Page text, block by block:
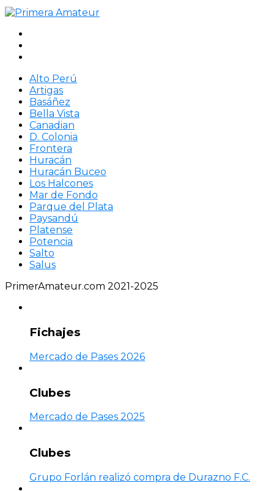
Alto Perú
Artigas
Basáñez
Bella Vista
Canadian
D. Colonia
Frontera
Huracán
Huracán Buceo
Los Halcones
Mar de Fondo
Parque del Plata
Paysandú
Platense
Potencia
Salto
Salus
PrimerAmateur.com 2021-2025
Fichajes
Mercado de Pases 2026
Clubes
Mercado de Pases 2025
Clubes
Grupo Forlán realizó compra de Durazno F.C.